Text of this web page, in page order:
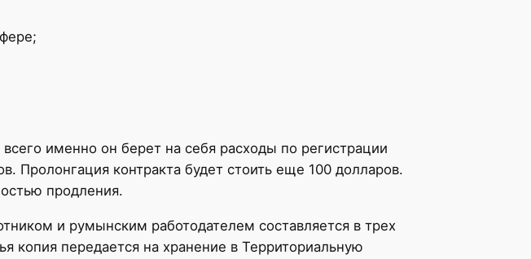
именно он берет на себя расходы по регистрации
Пролонгация контракта будет стоить еще 100 долларов.
продления.
и румынским работодателем составляется в трех
копия передается на хранение в Территориальную